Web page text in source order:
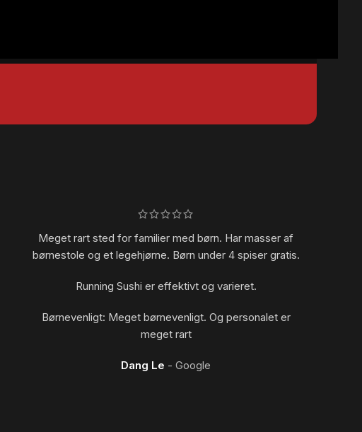
Meget rart sted for familier med børn. Har masser af
børnestole og et legehjørne. Børn under 4 spiser gratis.
Running Sushi er effektivt og varieret.
Børnevenligt: Meget børnevenligt. Og personalet er
meget rart
Dang Le Google